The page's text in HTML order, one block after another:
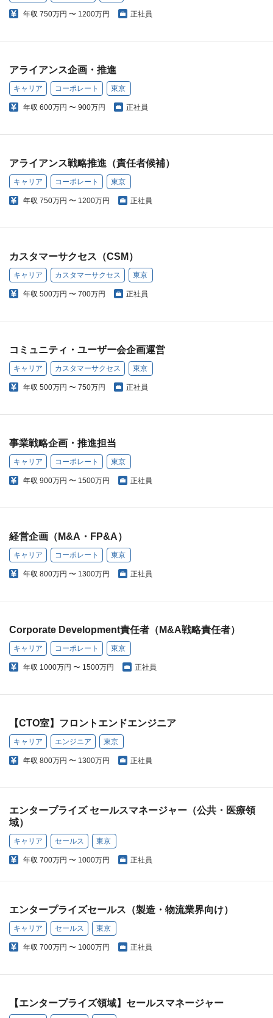
年収 750万円 〜 1200万円 正社員
アライアンス企画・推進
キャリア コーポレート 東京
年収 600万円 〜 900万円 正社員
アライアンス戦略推進（責任者候補）
キャリア コーポレート 東京
年収 750万円 〜 1200万円 正社員
カスタマーサクセス（CSM）
キャリア カスタマーサクセス 東京
年収 500万円 〜 700万円 正社員
コミュニティ・ユーザー会企画運営
キャリア カスタマーサクセス 東京
年収 500万円 〜 750万円 正社員
事業戦略企画・推進担当
キャリア コーポレート 東京
年収 900万円 〜 1500万円 正社員
経営企画（M&A・FP&A）
キャリア コーポレート 東京
年収 800万円 〜 1300万円 正社員
Corporate Development責任者（M&A戦略責任者）
キャリア コーポレート 東京
年収 1000万円 〜 1500万円 正社員
【CTO室】フロントエンドエンジニア
キャリア エンジニア 東京
年収 800万円 〜 1300万円 正社員
エンタープライズ セールスマネージャー（公共・医療領
域）
キャリア セールス 東京
年収 700万円 〜 1000万円 正社員
エンタープライズセールス（製造・物流業界向け）
キャリア セールス 東京
年収 700万円 〜 1000万円 正社員
【エンタープライズ領域】セールスマネージャー